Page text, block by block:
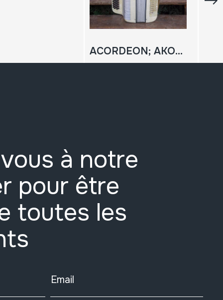
ACORDEON; AKORDEOIA
à notre
pour être
toutes les
Email